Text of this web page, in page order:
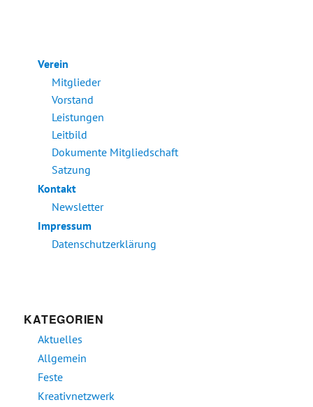
Verein
Mitglieder
Vorstand
Leistungen
Leitbild
Dokumente Mitgliedschaft
Satzung
Kontakt
Newsletter
Impressum
Datenschutzerklärung
KATEGORIEN
Aktuelles
Allgemein
Feste
Kreativnetzwerk